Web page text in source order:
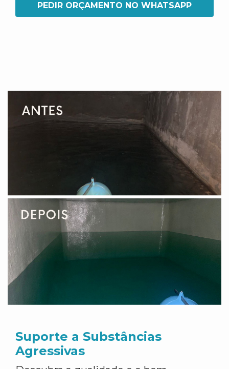
PEDIR ORÇAMENTO NO WHATSAPP
Suporte a Substâncias
Agressivas